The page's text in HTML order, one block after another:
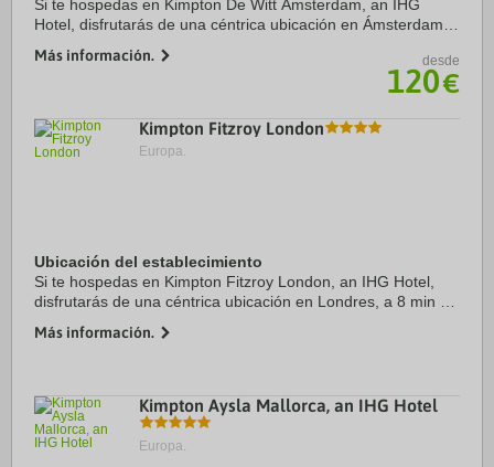
Si te hospedas en Kimpton De Witt Amsterdam, an IHG
Hotel, disfrutarás de una céntrica ubicación en Ámsterdam,
Frank. Además, este hotel para familias ...
Más información. desde
120€
Kimpton Fitzroy London
Europa.
Ubicación del establecimiento
Si te hospedas en Kimpton Fitzroy London, an IHG Hotel,
disfrutarás de una céntrica ubicación en Londres, a 8 min a
Además, este hotel de lujo se ...
Más información.
Kimpton Aysla Mallorca, an IHG Hotel
Europa.